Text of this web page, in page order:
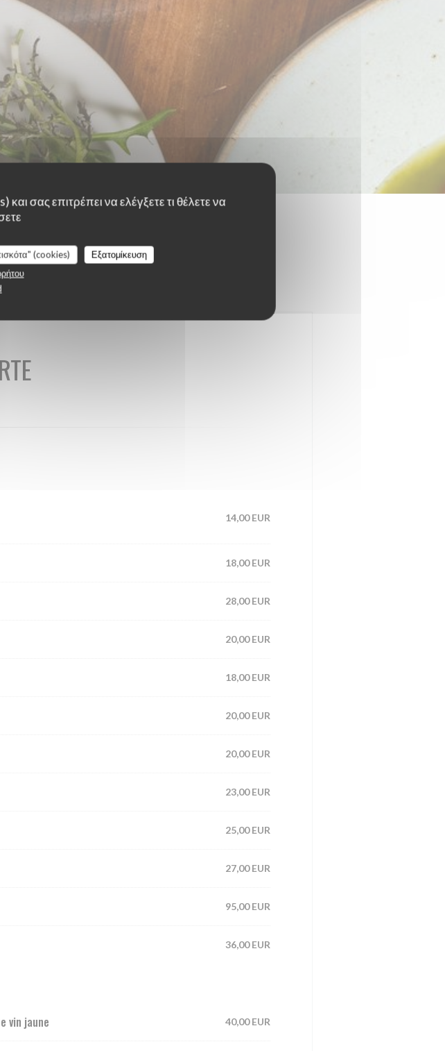
σας επιτρέπει να ελέγξετε τι θέλετε να
(cookies)
Εξατομίκευση
déjeuner
14,00 EUR
18,00 EUR
28,00 EUR
20,00 EUR
18,00 EUR
20,00 EUR
20,00 EUR
23,00 EUR
25,00 EUR
27,00 EUR
95,00 EUR
36,00 EUR
vin jaune 40,00 EUR